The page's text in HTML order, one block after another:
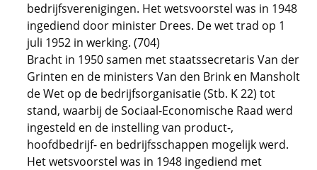
bedrijfsverenigingen. Het wetsvoorstel was in 1948
ingediend door minister Drees. De wet trad op 1
juli 1952 in werking. (704)
Bracht in 1950 samen met staatssecretaris Van der
Grinten en de ministers Van den Brink en Mansholt
de Wet op de bedrijfsorganisatie (Stb. K 22) tot
stand, waarbij de Sociaal-Economische Raad werd
ingesteld en de instelling van product-,
hoofdbedrijf- en bedrijfsschappen mogelijk werd.
Het wetsvoorstel was in 1948 ingediend met